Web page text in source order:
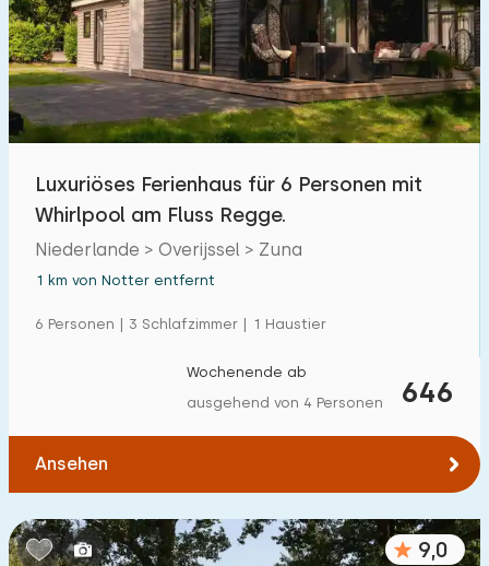
1 2 3 4
Entfernungen
1 10 20
Zum Meer :
10 20
Zum Wasser
1 2 5 10 20
Luxuriöses Ferienhaus für 6 Personen mit
Whirlpool am Fluss Regge.
Niederlande > Overijssel > Zuna
1 km von Notter entfernt
6 Personen | 3 Schlafzimmer | 1 Haustier
646
Wochenende ab
ausgehend von 4 Personen
Ansehen
9,0